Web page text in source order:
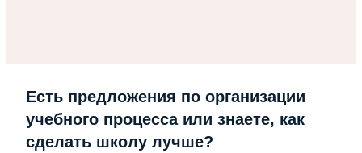
Есть предложения по организации
учебного процесса или знаете, как
сделать школу лучше?